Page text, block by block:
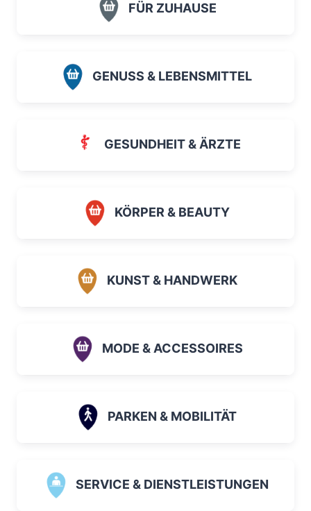
FÜR ZUHAUSE
GENUSS & LEBENSMITTEL
GESUNDHEIT & ÄRZTE
KÖRPER & BEAUTY
KUNST & HANDWERK
MODE & ACCESSOIRES
PARKEN & MOBILITÄT
SERVICE & DIENSTLEISTUNGEN